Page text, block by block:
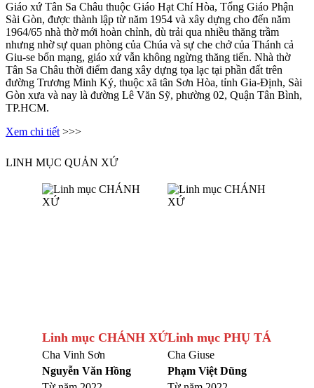
Giáo xứ Tân Sa Châu thuộc Giáo Hạt Chí Hòa, Tổng Giáo Phận
Sài Gòn, được thành lập từ năm 1954 và xây dựng cho đến năm
1964/65 nhà thờ mới hoàn chỉnh, dù trải qua nhiều thăng trầm
nhưng nhờ sự quan phòng của Chúa và sự che chở của Thánh cả
Giu-se bổn mạng, giáo xứ vẫn không ngừng thăng tiến. Nhà thờ
Tân Sa Châu thời điểm đang xây dựng tọa lạc tại phần đất trên
đường Trương Minh Ký, thuộc xã tân Sơn Hòa, tỉnh Gia-Định, Sài
Gòn xưa và nay là đường Lê Văn Sỹ, phường 02, Quận Tân Bình,
TP.HCM.
Xem chi tiết >>>
LINH MỤC QUẢN XỨ
Linh mục CHÁNH XỨ
Cha Vinh Sơn
Nguyễn Văn Hồng
Linh mục PHỤ TÁ
Cha Giuse
Phạm Việt Dũng